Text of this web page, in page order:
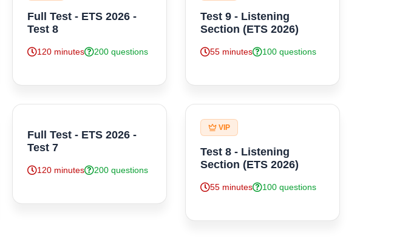
Full Test - ETS 2026 -
Test 8
120 minutes 200 questions
Test 9 - Listening
Section (ETS 2026)
55 minutes 100 questions
Full Test - ETS 2026 -
Test 7
120 minutes 200 questions
VIP
Test 8 - Listening
Section (ETS 2026)
55 minutes 100 questions